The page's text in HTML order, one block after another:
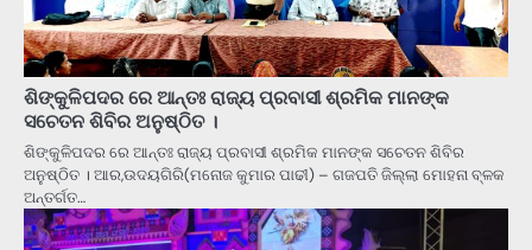
ଶିଙ୍କୁଳିପଦର ରେ ଆନ୍ତଃ ରାଜ୍ୟ ପ୍ରବାସୀ ଶ୍ରମିକ ମାନଙ୍କ
ସଚେତନ ଶିବିର ଅନୁଷ୍ଠିତ ।
ଶିଙ୍କୁଳିପଦର ରେ ଆନ୍ତଃ ରାଜ୍ୟ ପ୍ରବାସୀ ଶ୍ରମିକ ମାନଙ୍କ ସଚେତନ ଶିବିର
ଅନୁଷ୍ଠିତ । ଆର,ଉଦୟଗିରି(ମନୋଜ କୁମାର ପାଢୀ) – ଗଜପତି ଜିଲ୍ଲା ମୋହନା ବ୍ଳକ
ଅନ୍ତର୍ଗତ…